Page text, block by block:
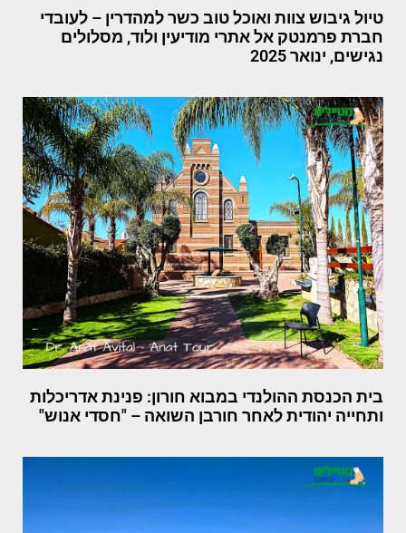
טיול גיבוש צוות ואוכל טוב כשר למהדרין – לעובדי
חברת פרמנטק אל אתרי מודיעין ולוד, מסלולים
נגישים, ינואר 2025
בית הכנסת ההולנדי במבוא חורון: פנינת אדריכלות
ותחייה יהודית לאחר חורבן השואה – "חסדי אנוש"